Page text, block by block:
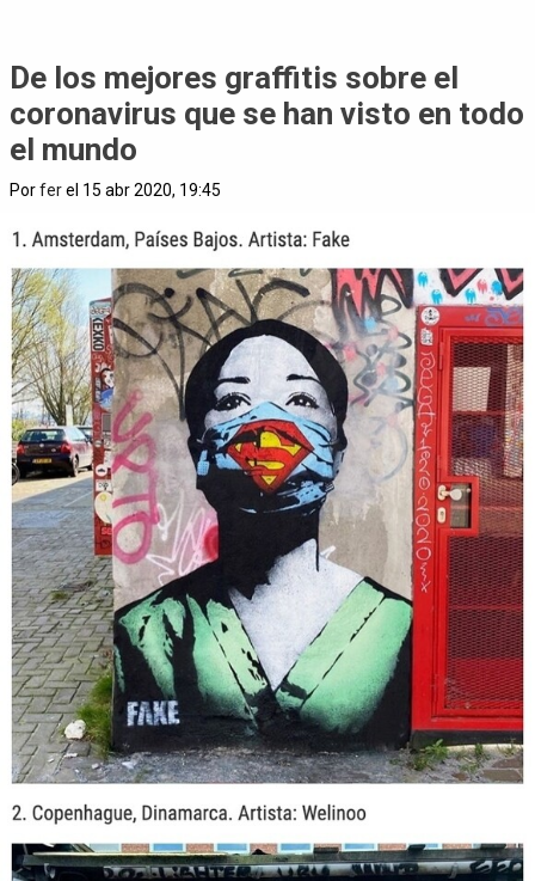
De los mejores graffitis sobre el
coronavirus que se han visto en todo
el mundo
Porferel 15 abr 2020, 19:45